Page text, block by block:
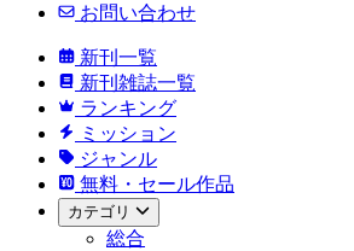
お問い合わせ
新刊一覧
新刊雑誌一覧
ランキング
ミッション
ジャンル
無料・セール作品
カテゴリ
総合